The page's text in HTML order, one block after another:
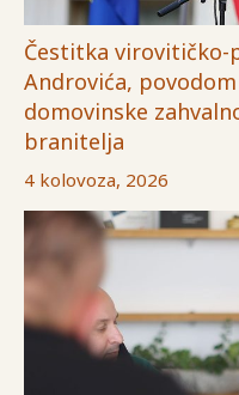
Čestitka virovitičko-
Androvića,
domovinske
branitelja
4 kolovoza, 2026